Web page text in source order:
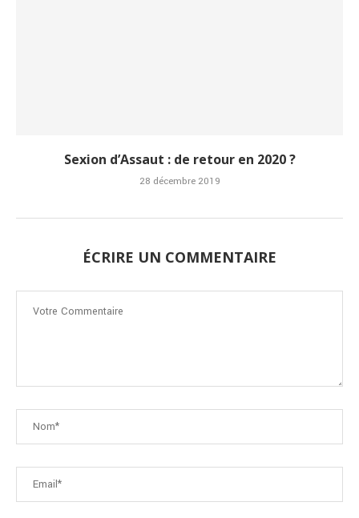
Sexion d’Assaut : de retour en 2020 ?
28 décembre 2019
ÉCRIRE UN COMMENTAIRE